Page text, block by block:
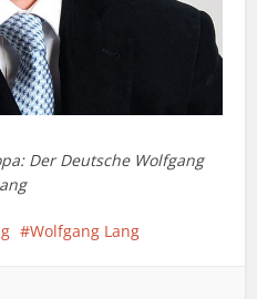
Der Deutsche Wolfgang
Wolfgang Lang